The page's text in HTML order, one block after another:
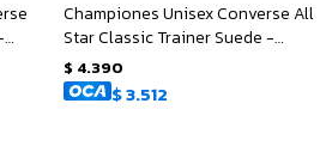
Championes Unisex Converse All
Star Classic Trainer Suede -
Verde
$ 4.390
$3.512